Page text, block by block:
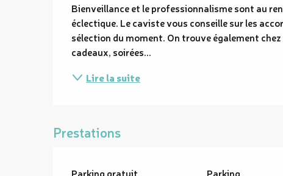
Bienveillance et le professionnalisme sont au
éclectique. Le caviste vous conseille sur les
sélection du moment. On trouve également
cadeaux, soirées...
Lire la suite
Prestations
Parking gratuit Parking